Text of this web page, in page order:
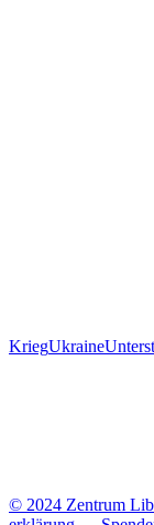
KriegUkraine
© 2024 Zentrum